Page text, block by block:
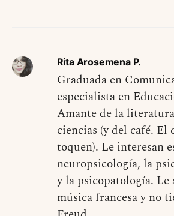
Rita Arosemena P.
Graduada en
especialista en
Amante de la
ciencias (y del café. El
toquen). Le interesan
neuropsicología, la
y la psicopatología. Le
música francesa y no